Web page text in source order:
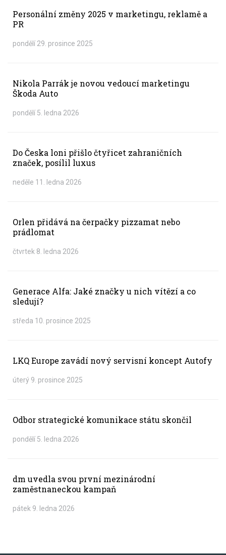
Personální změny 2025 v marketingu, reklamě a
PR
pondělí 29. prosince 2025
Nikola Parrák je novou vedoucí marketingu
Škoda Auto
pondělí 5. ledna 2026
Do Česka loni přišlo čtyřicet zahraničních
značek, posílil luxus
neděle 11. ledna 2026
Orlen přidává na čerpačky pizzamat nebo
prádlomat
čtvrtek 8. ledna 2026
Generace Alfa: Jaké značky u nich vítězí a co
sledují?
středa 10. prosince 2025
LKQ Europe zavádí nový servisní koncept Autofy
úterý 9. prosince 2025
Odbor strategické komunikace státu skončil
pondělí 5. ledna 2026
dm uvedla svou první mezinárodní
zaměstnaneckou kampaň
pátek 9. ledna 2026